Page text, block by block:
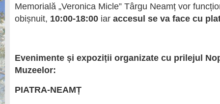
Memorială „Veronica Micle” Târgu Neamț vor
obișnuit, 10:00-18:00 iar accesul se va face cu
Evenimente și expoziții organizate cu prilejul
Muzeelor:
PIATRA-NEAMȚ